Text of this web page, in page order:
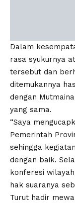
Dalam
rasa syukurnya
tersebut dan
ditemukannya
dengan
yang sama.
“Saya
Pemerintah
sehingga
dengan baik.
konferesi
hak suaranya
Turut hadir